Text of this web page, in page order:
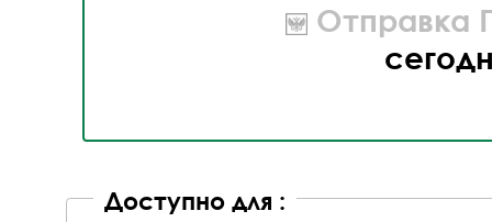
Отправка
Доступно для :